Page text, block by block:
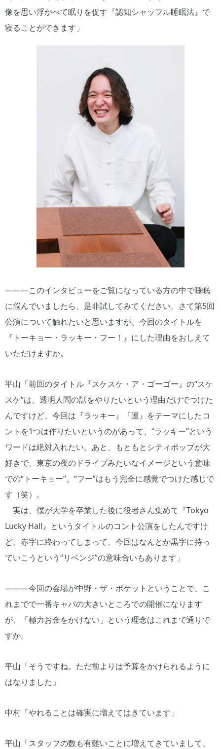
像を思い浮かべて眠りを促す『認知シャッフル睡眠法』で
寝ることができます」
―――このインタビューをご覧になっている方の中で睡眠
に悩んでいましたら、是非試してみてください。さて第5回
公演について触れたいと思いますが、今回のタイトルを
『トーキョー・ラッキー・フー！』にした理由をおしえて
いただけますか。
平山「前回のタイトル『スケスケ・ア・ゴーゴー』の“スケ
スケ”は、透明人間の話をやりたいという理由だけでつけた
んですけど、今回は『ラッキー』『運』をテーマにしたコ
ントを1つは作りたいというのがあって、“ラッキー”という
ワードは絶対入れたい。あと、もともとシティポップが大
好きで、東京の夜のドライブみたいなイメージという意味
での“トーキョー”。“フー”はもう完全に感覚でつけた感じで
す（笑）。
実は、僕が大学を卒業した後に役者さん集めて『Tokyo
Lucky Hall』というタイトルのコント公演をしたんですけ
ど、赤字に終わってしまって、今回はなんとか黒字に持っ
ていこうという“リベンジ”の意味合いもあります」
―――今回の会場が中野・ザ・ポケットということで、こ
れまでで一番キャパの大きいところでの開催になります
が、「極力お金をかけない」という理念はこれまで通りで
すか。
平山「そうですね。ただ前よりは予算をかけられるように
はなりました」
中村「やれることは確実に増えてはきています」
平山「スタッフの数も有難いことに増えてきていまして、